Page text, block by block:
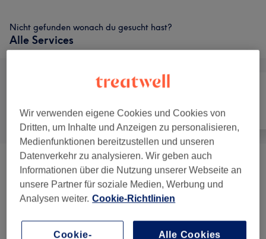
Nicht gefunden wonach du gesucht hast?
Alle Services
Alle Gesicht
Apperative Gesichtsbehandlungen (10) ab 60 €
Gesichtsbehandlungen Ohne Geräte
Wir verwenden eigene Cookies und Cookies von
Dritten, um Inhalte und Anzeigen zu personalisieren,
Medienfunktionen bereitzustellen und unseren
Datenverkehr zu analysieren. Wir geben auch
Informationen über die Nutzung unserer Webseite an
unsere Partner für soziale Medien, Werbung und
Analysen weiter. Cookie-Richtlinien
Cookie-
Alle Cookies